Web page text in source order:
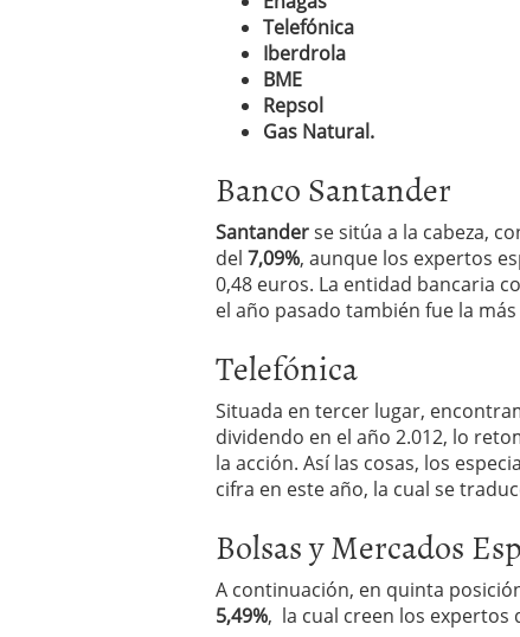
Telefónica
Iberdrola
BME
Repsol
Gas Natural.
Banco Santander
Santanderse sitúa a la cabeza,
del 7,09%, aunque los expertos
0,48 euros. La entidad bancaria
el año pasado también fue la
Telefónica
Situada en tercer lugar,
dividendo en el año 2.012, lo
la acción. Así las cosas, los
cifra en este año, la cual se
Bolsas y Mercados
A continuación, en quinta
5,49%, la cual creen los expertos